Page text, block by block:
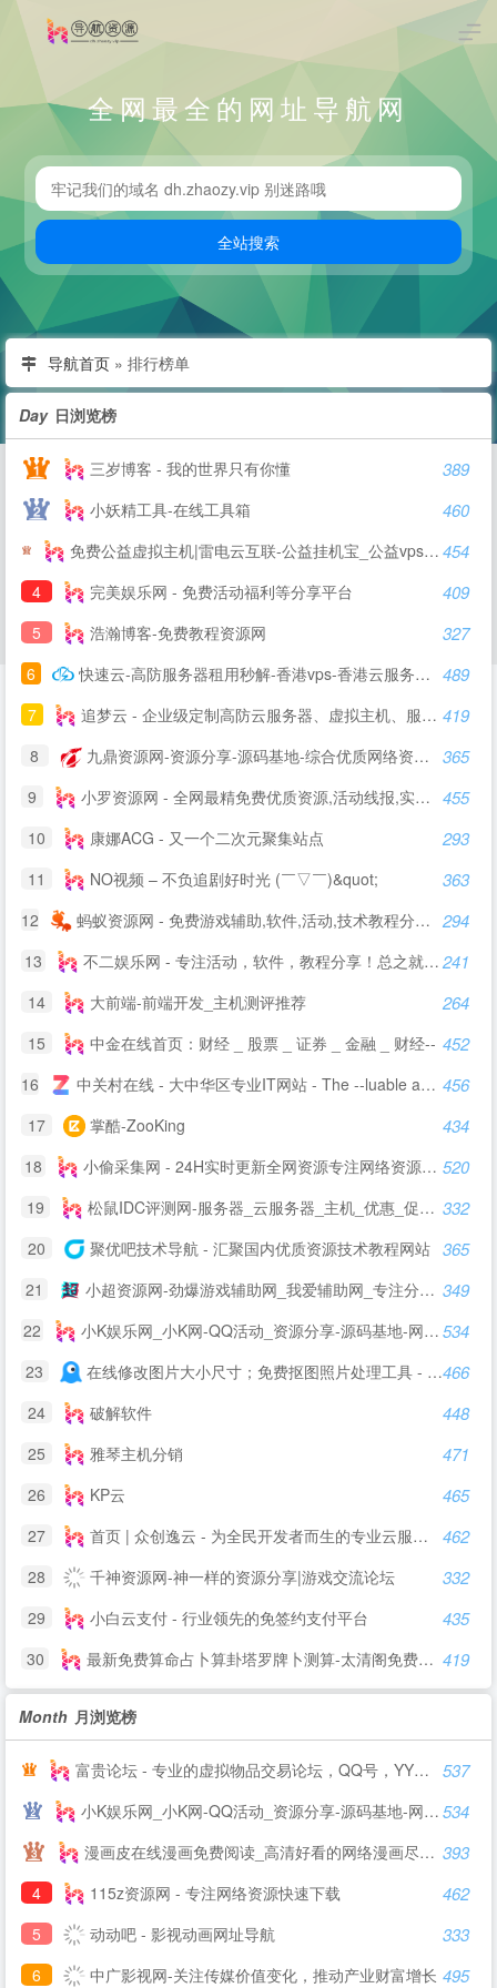
全网最全的网址导航网
导航首页 » 排行榜单
Day 日浏览榜
三岁博客 - 我的世界只有你懂 389
小妖精工具-在线工具箱 460
免费公益虚拟主机|雷电云互联-公益挂机宝_公益vps挂机宝_公益云电脑_3元挂机宝_4元挂机宝_低价挂机宝_低价云电脑_5元挂机宝_达龙云电脑-挂机宝官网 454
4 完美娱乐网 - 免费活动福利等分享平台 409
5 浩瀚博客-免费教程资源网 327
6 快速云-高防服务器租用秒解-香港vps-香港云服务器-江苏高防BGP服务器租用-快速云 489
7 追梦云 - 企业级定制高防云服务器、虚拟主机、服务器租用托管服务提供商 419
8 九鼎资源网-资源分享-源码基地-综合优质网络资源收集分享 365
9 小罗资源网 - 全网最精免费优质资源,活动线报,实用软件,技术教程等内容 455
10 康娜ACG - 又一个二次元聚集站点 293
11 NO视频 – 不负追剧好时光 (￣▽￣)&quot; 363
12 蚂蚁资源网 - 免费游戏辅助,软件,活动,技术教程分享平台_小刀娱乐网_我爱辅助网_善恶资源网！ 294
13 不二娱乐网 - 专注活动，软件，教程分享！总之就是网络那些事。 241
14 大前端-前端开发_主机测评推荐 264
15 中金在线首页：财经 _ 股票 _ 证券 _ 金融 _ 财经-- 452
16 中关村在线 - 大中华区专业IT网站 - The --luable and professional IT business website in Greater China 456
17 掌酷-ZooKing 434
18 小偷采集网 - 24H实时更新全网资源专注网络资源快速收集和查询 520
19 松鼠IDC评测网-服务器_云服务器_主机_优惠_促销_测评 332
20 聚优吧技术导航 - 汇聚国内优质资源技术教程网站 365
21 小超资源网-劲爆游戏辅助网_我爱辅助网_专注分享绿色软件 349
22 小K娱乐网_小K网-QQ活动_资源分享-源码基地-网赚项目-安卓绿色软件基地 534
23 在线修改图片大小尺寸；免费抠图照片处理工具 - 改图神器466
24 破解软件 448
25 雅琴主机分销 471
26 KP云 465
27 首页 | 众创逸云 - 为全民开发者而生的专业云服务器 462
28 千神资源网-神一样的资源分享|游戏交流论坛 332
29 小白云支付 - 行业领先的免签约支付平台 435
30 最新免费算命占卜算卦塔罗牌卜测算-太清阁免费周易测算 419
Month 月浏览榜
富贵论坛 - 专业的虚拟物品交易论坛，QQ号，YY号，手机号，邮箱，游戏帐号交易 - FGBBS.NET 537
小K娱乐网_小K网-QQ活动_资源分享-源码基地-网赚项目-安卓绿色软件基地 534
漫画皮在线漫画免费阅读_高清好看的网络漫画尽在漫画皮漫画网 393
4 115z资源网 - 专注网络资源快速下载 462
5 动动吧 - 影视动画网址导航 333
6 中广影视网-关注传媒价值变化，推动产业财富增长 495